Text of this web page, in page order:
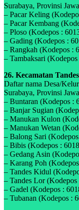
Surabaya, Provinsi
– Pacar Keling
– Pacar Kembang
– Ploso (Kodepos :
– Gading (Kodepos :
– Rangkah (Kodepos :
– Tambaksari
26. Kecamatan Tandes
Daftar nama Desa/
Surabaya, Provinsi
– Buntaran (Kodepos :
– Banjar Sugian
– Manukan Kulon
– Manukan Wetan
– Balong Sari
– Bibis (Kodepos :
– Gedang Asin
– Karang Poh
– Tandes Kidul
– Tandes Lor
– Gadel (Kodepos :
– Tubanan (Kodepos :